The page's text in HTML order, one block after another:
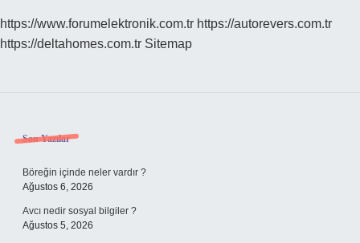
Hakkımızda
https://www.forumelektronik.com.tr https://autorevers.com.tr
https://deltahomes.com.tr Sitemap
Sidebar
Son Yazılar
Böreğin içinde neler vardır ?
Ağustos 6, 2026
Avcı nedir sosyal bilgiler ?
Ağustos 5, 2026